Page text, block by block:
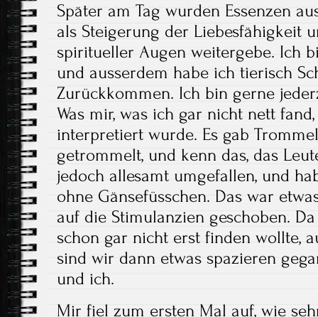
Später am Tag wurden Essenzen
als Steigerung der Liebesfähigkeit
spiritueller Augen weitergebe. Ich
und ausserdem habe ich tierisch
Zurückkommen. Ich bin gerne
Was mir, was ich gar nicht nett
interpretiert wurde. Es gab
getrommelt, und kenn das, das
jedoch allesamt umgefallen, und
ohne Gänsefüsschen. Das war
auf die Stimulanzien geschoben.
schon gar nicht erst finden wollte,
sind wir dann etwas spazieren
und ich.
Mir fiel zum ersten Mal auf, wie